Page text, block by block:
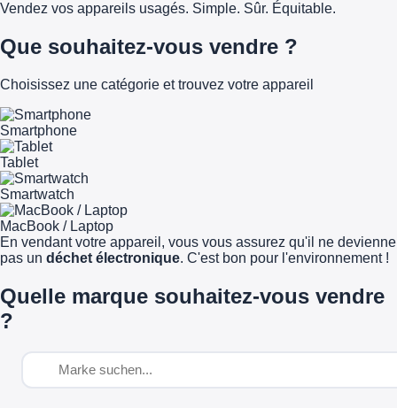
Vendez vos appareils usagés. Simple. Sûr. Équitable.
Que souhaitez-vous vendre ?
Choisissez une catégorie et trouvez votre appareil
Smartphone
Tablet
Smartwatch
MacBook / Laptop
En vendant votre appareil, vous vous assurez qu'il ne devienne
pas un déchet électronique. C'est bon pour l'environnement !
Quelle marque souhaitez-vous vendre
?